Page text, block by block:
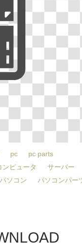
pc
pc parts
ンピュータ サーバー
パソコン パソコンパー